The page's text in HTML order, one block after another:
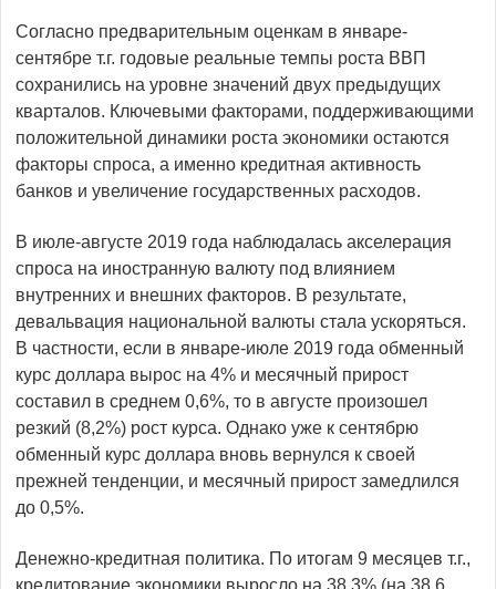
Согласно предварительным оценкам в январе-
сентябре т.г. годовые реальные темпы роста ВВП
сохранились на уровне значений двух предыдущих
кварталов. Ключевыми факторами, поддерживающими
положительной динамики роста экономики остаются
факторы спроса, а именно кредитная активность
банков и увеличение государственных расходов.
В июле-августе 2019 года наблюдалась акселерация
спроса на иностранную валюту под влиянием
внутренних и внешних факторов. В результате,
девальвация национальной валюты стала ускоряться.
В частности, если в январе-июле 2019 года обменный
курс доллара вырос на 4% и месячный прирост
составил в среднем 0,6%, то в августе произошел
резкий (8,2%) рост курса. Однако уже к сентябрю
обменный курс доллара вновь вернулся к своей
прежней тенденции, и месячный прирост замедлился
до 0,5%.
Денежно-кредитная политика. По итогам 9 месяцев т.г.,
кредитование экономики выросло на 38,3% (на 38,6